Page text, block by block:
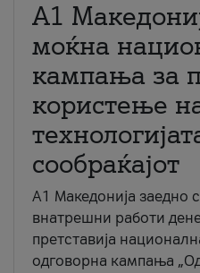
A1
моќна
кампања за
користење
сообраќајот
A1 Македонија заедно
внатрешни работи
претставија
одговорна кампања